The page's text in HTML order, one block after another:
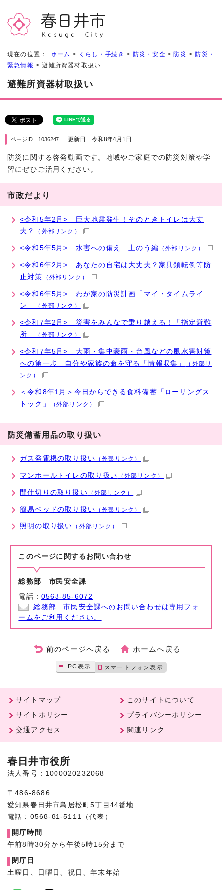
現在の位置： ホーム > くらし・手続き > 防災・安全 >防災 >防災・
緊急情報 > 避難所資器材取扱い
避難所資器材取扱い
ページID 1036247 更新日 令和8年4月1日
防災に関する啓発動画です。地域やご家庭での防災対策や学
習にぜひご活用ください。
市政だより
<令和5年2月> 巨大地震発生！そのときトイレは大丈
夫？
（外部リンク）
<令和5年5月> 水害への備え 土のう編 （外部リンク）
<令和6年2月> あなたの自宅は大丈夫？家具類転倒等防
止対策
（外部リンク）
<令和6年5月> わが家の防災計画「マイ・タイムライ
ン」
（外部リンク）
<令和7年2月> 災害をみんなで乗り越える！「指定避難
所」
（外部リンク）
<令和7年5月> 大雨・集中豪雨・台風などの風水害対策
への第一歩 自分や家族の命を守る「情報収集」
（外部リ
ンク）
＜令和8年1月＞今日からできる食料備蓄「ローリングス
トック」
（外部リンク）
防災備蓄用品の取り扱い
ガス発電機の取り扱い （外部リンク）
マンホールトイレの取り扱い （外部リンク）
間仕切りの取り扱い （外部リンク）
簡易ベッドの取り扱い （外部リンク）
照明の取り扱い （外部リンク）
このページに関する お問い合わせ
総務部 市民安全課
電話：0568-85-6072
総務部 市民安全課へのお問い合わせは専用フォ
ームをご利用ください。
前のページへ戻る ホームへ戻る
PC表示 スマートフォン表示
サイトマップ
このサイトについて
サイトポリシー
プライバシーポリシー
交通アクセス
関連リンク
春日井市役所
法人番号：1000020232068
〒486-8686
愛知県春日井市鳥居松町5丁目44番地
電話：0568-81-5111（代表）
開庁時間
午前8時30分から午後5時15分まで
閉庁日
土曜日、日曜日、祝日、年末年始